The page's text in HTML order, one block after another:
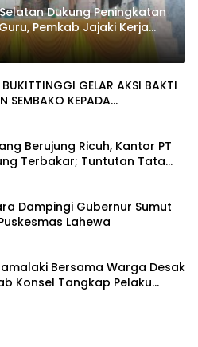
Dukung Peningkatan
Pemkab Jajaki Kerja
Pascasarjana USK
BUKITTINGGI GELAR AKSI BAKTI
SEMBAKO KEPADA
Berujung Ricuh, Kantor PT
Terbakar; Tuntutan Tata
Sorotan
Dampingi Gubernur Sumut
Lahewa
Bersama Warga Desak
Konsel Tangkap Pelaku
Sawit Overload, Truk PT KAP